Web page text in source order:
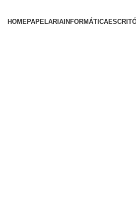
HOMEPAPELARIA INFORMÁTICA